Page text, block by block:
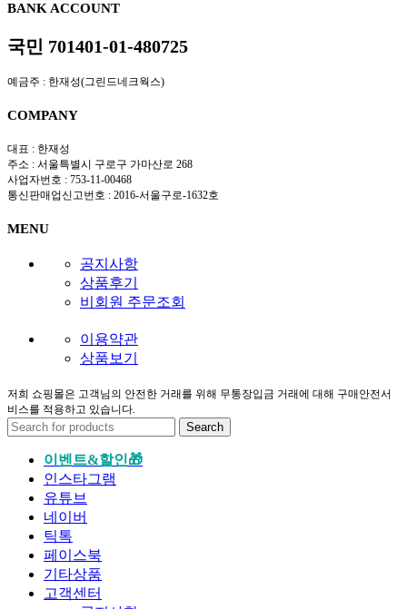
BANK ACCOUNT
국민 701401-01-480725
예금주 : 한재성(그린드네크웍스)
COMPANY
대표 : 한재성
주소 : 서울특별시 구로구 가마산로 268
사업자번호 : 753-11-00468
통신판매업신고번호 : 2016-서울구로-1632호
MENU
공지사항
상품후기
비회원 주문조회
이용약관
상품보기
저희 쇼핑몰은 고객님의 안전한 거래를 위해 무통장입금 거래에 대해 구매안전서
비스를 적용하고 있습니다.
Search
이벤트&할인🎁
인스타그램
유튜브
네이버
틱톡
페이스북
기타상품
고객센터